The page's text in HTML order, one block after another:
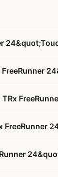
FreeRunner